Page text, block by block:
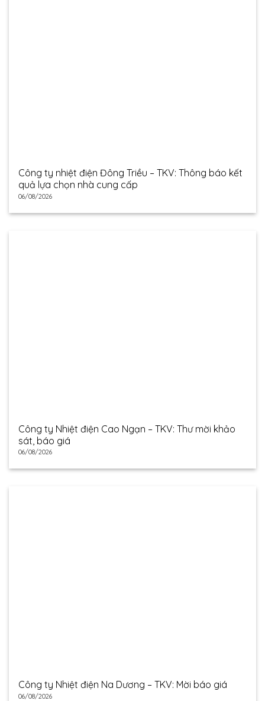
Công ty nhiệt điện Đông Triều – TKV: Thông báo kết
quả lựa chọn nhà cung cấp
06/08/2026
Công ty Nhiệt điện Cao Ngạn – TKV: Thư mời khảo
sát, báo giá
06/08/2026
Công ty Nhiệt điện Na Dương – TKV: Mời báo giá
06/08/2026